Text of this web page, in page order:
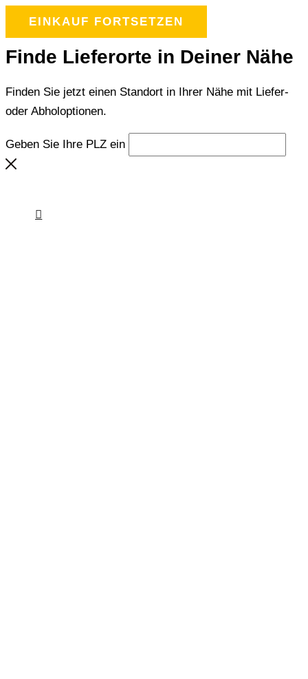
EINKAUF FORTSETZEN
Finde Lieferorte in Deiner Nähe
Finden Sie jetzt einen Standort in Ihrer Nähe mit Liefer-
oder Abholoptionen.
Geben Sie Ihre PLZ ein